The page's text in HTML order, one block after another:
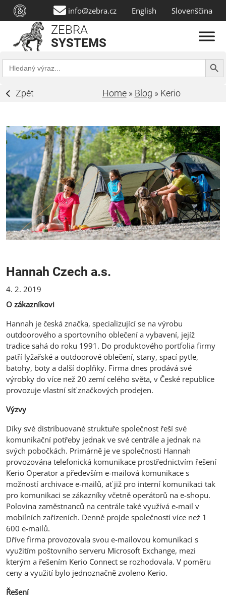
info@zebra.cz English Slovenščina
ZEBRA
SYSTEMS
Search
for:
Search
Zpět Home» Blog » Kerio
Hannah Czech a.s.
4. 2. 2019
O zákazníkovi
Hannah je česká značka, specializující se na výrobu
outdoorového a sportovního oblečení a vybavení, jejíž
tradice sahá do roku 1991. Do produktového portfolia firmy
patří lyžařské a outdoorové oblečení, stany, spací pytle,
batohy, boty a další doplňky. Firma dnes prodává své
výrobky do více než 20 zemí celého světa, v České republice
provozuje vlastní síť značkových prodejen.
Výzvy
Díky své distribuované struktuře společnost řeší své
komunikační potřeby jednak ve své centrále a jednak na
svých pobočkách. Primárně je ve společnosti Hannah
provozována telefonická komunikace prostřednictvím řešení
Kerio Operator a především e-mailová komunikace s
možností archivace e-mailů, ať již pro interní komunikaci tak
pro komunikaci se zákazníky včetně operátorů na e-shopu.
Polovina zaměstnanců na centrále také využívá e-mail v
mobilních zařízeních. Denně projde společností více než 1
600 e-mailů.
Dříve firma provozovala svou e-mailovou komunikaci s
využitím poštovního serveru Microsoft Exchange, mezi
kterým a řešením Kerio Connect se rozhodovala. V poměru
ceny a využití bylo jednoznačně zvoleno Kerio.
Řešení